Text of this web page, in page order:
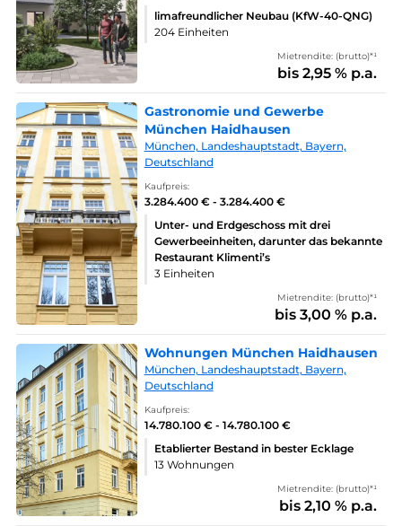
limafreundlicher Neubau (KfW-40-QNG)
204 Einheiten
Mietrendite: (brutto)*¹
bis 2,95 % p.a.
Gastronomie und Gewerbe
München Haidhausen
München, Landeshauptstadt, Bayern,
Deutschland
Kaufpreis:
3.284.400 € - 3.284.400 €
Unter- und Erdgeschoss mit drei
Gewerbeeinheiten, darunter das bekannte
Restaurant Klimenti’s
3 Einheiten
Mietrendite: (brutto)*¹
bis 3,00 % p.a.
Wohnungen München Haidhausen
München, Landeshauptstadt, Bayern,
Deutschland
Kaufpreis:
14.780.100 € - 14.780.100 €
Etablierter Bestand in bester Ecklage
13 Wohnungen
Mietrendite: (brutto)*¹
bis 2,10 % p.a.